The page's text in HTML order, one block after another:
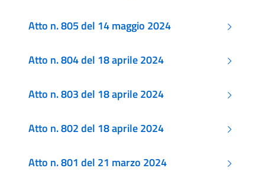
Atto n. 805 del 14 maggio 2024
Atto n. 804 del 18 aprile 2024
Atto n. 803 del 18 aprile 2024
Atto n. 802 del 18 aprile 2024
Atto n. 801 del 21 marzo 2024